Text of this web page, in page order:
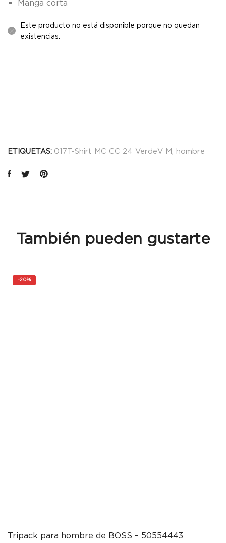
Manga corta
Este producto no está disponible porque no quedan
existencias.
ETIQUETAS: 017T-Shirt MC CC 24 VerdeV M hombre
También pueden gustarte
-20%
Tripack para hombre de BOSS – 50554443